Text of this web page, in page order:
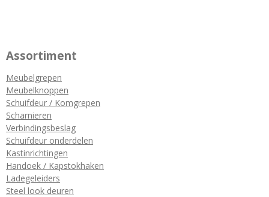
Assortiment
Meubelgrepen
Meubelknoppen
Schuifdeur / Komgrepen
Scharnieren
Verbindingsbeslag
Schuifdeur onderdelen
Kastinrichtingen
Handoek / Kapstokhaken
Ladegeleiders
Steel look deuren